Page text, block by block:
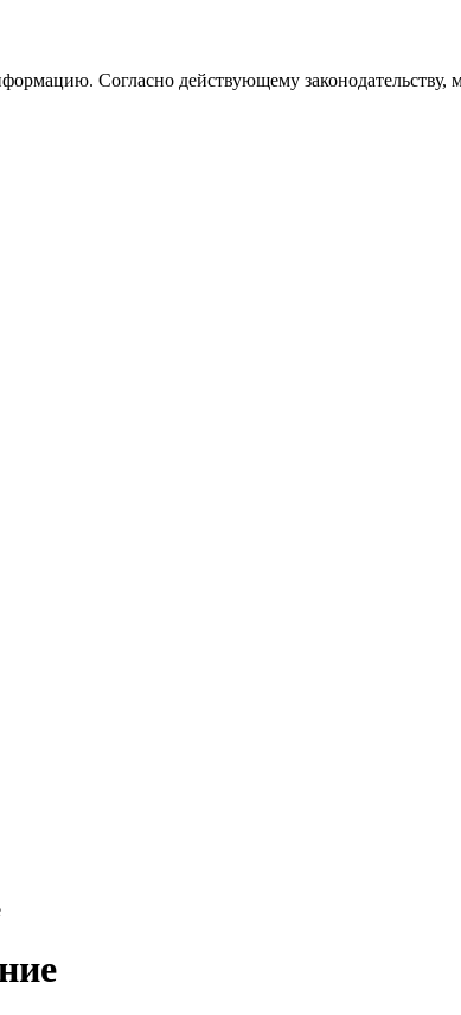
Согласно действующему законодательству,